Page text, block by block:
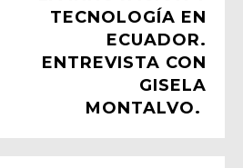
TECNOLOGÍA EN
ECUADOR.
ENTREVISTA CON
GISELA
MONTALVO.